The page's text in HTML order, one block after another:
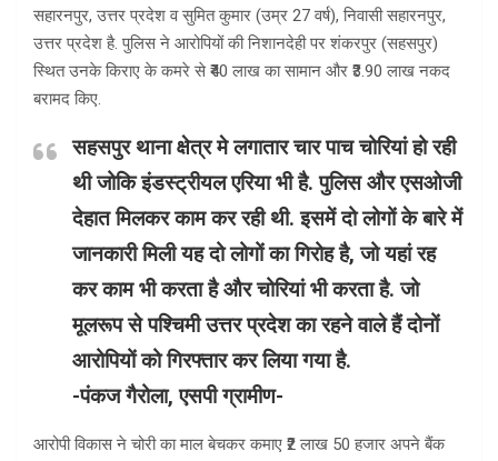
सहारनपुर, उत्तर प्रदेश व सुमित कुमार (उम्र 27 वर्ष), निवासी सहारनपुर,
उत्तर प्रदेश है. पुलिस ने आरोपियों की निशानदेही पर शंकरपुर (सहसपुर)
स्थित उनके किराए के कमरे से ₹40 लाख का सामान और ₹3.90 लाख नकद
बरामद किए.
सहसपुर थाना क्षेत्र मे लगातार चार पाच चोरियां हो रही
थी जोकि इंडस्ट्रीयल एरिया भी है. पुलिस और एसओजी
देहात मिलकर काम कर रही थी. इसमें दो लोगों के बारे में
जानकारी मिली यह दो लोगों का गिरोह है, जो यहां रह
कर काम भी करता है और चोरियां भी करता है. जो
मूलरूप से पश्चिमी उत्तर प्रदेश का रहने वाले हैं दोनों
आरोपियों को गिरफ्तार कर लिया गया है.
-पंकज गैरोला, एसपी ग्रामीण-
आरोपी विकास ने चोरी का माल बेचकर कमाए ₹2 लाख 50 हजार अपने बैंक